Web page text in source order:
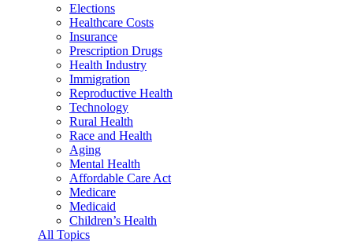
Elections
Healthcare Costs
Insurance
Prescription Drugs
Health Industry
Immigration
Reproductive Health
Technology
Rural Health
Race and Health
Aging
Mental Health
Affordable Care Act
Medicare
Medicaid
Children’s Health
All Topics